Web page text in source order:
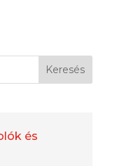
Keresés
és